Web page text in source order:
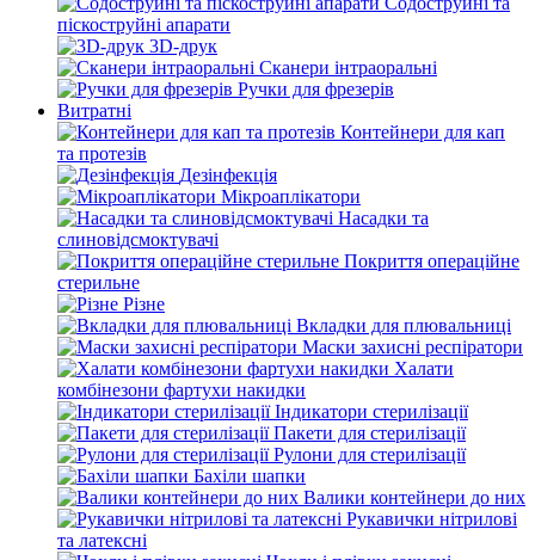
піскоструйні апарати
3D-друк
Сканери інтраоральні
Ручки для фрезерів
Витратні
Контейнери для кап
та протезів
Дезінфекція
Мікроаплікатори
Насадки та
слиновідсмоктувачі
Покриття операційне
стерильне
Різне
Вкладки для плювальниці
Маски захисні респіратори
Халати
комбінезони фартухи накидки
Індикатори стерилізації
Пакети для стерилізації
Рулони для стерилізації
Бахіли шапки
Валики контейнери до них
Рукавички нітрилові
та латексні